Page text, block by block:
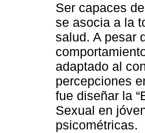
Ser capaces
se asocia a la
salud. A pesar
adaptado al
percepciones
fue diseñar la
Sexual en
psicométricas.